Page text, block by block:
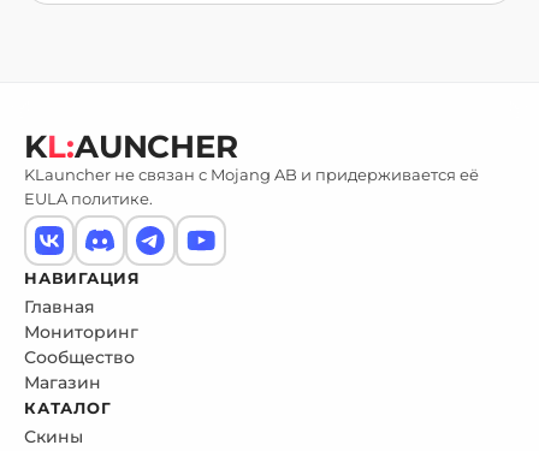
KL:AUNCHER
KLauncher не связан с Mojang AB и придерживается её
EULA политике.
НАВИГАЦИЯ
Главная
Мониторинг
Сообщество
Магазин
КАТАЛОГ
Скины